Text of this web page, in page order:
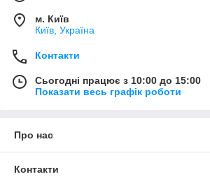
м. Київ
Київ, Україна
Контакти
Сьогодні працює з 10:00 до 15:00
Показати весь графік роботи
Про нас
Контакти